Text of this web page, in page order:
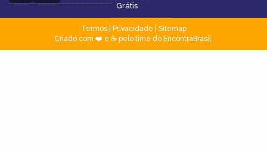
Grátis
Termos| Privacidade
Sitemap
Criado com ❤️ e ☕ pelo time do EncontraBrasil